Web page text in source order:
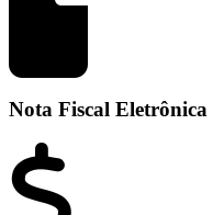
Nota Fiscal Eletrônica